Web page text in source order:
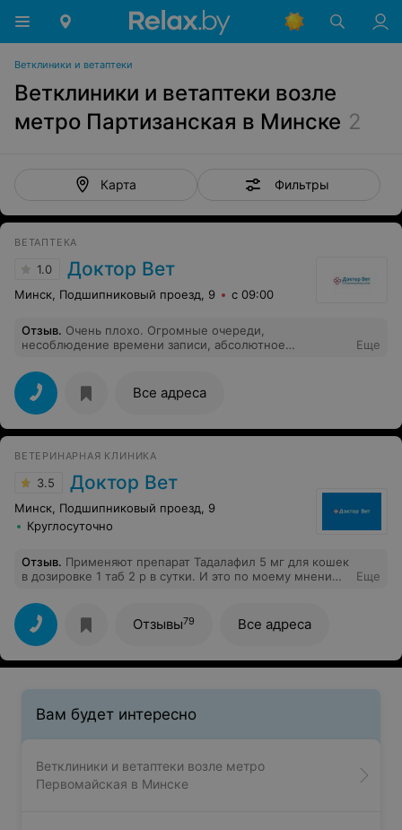
Ветклиники и ветаптеки
Ветклиники и ветаптеки возле
метро Партизанская в Минске 2
Карта Фильтры
ВЕТАПТЕКА
1.0 Доктор Вет
Минск, Подшипниковый проезд, 9 с 09:00
Отзыв. Очень плохо. Огромные очереди,
несоблюдение времени записи, абсолютное
обернулся в полуторачасовое ожидание. Никто об
этом, естественно, не предупреждал. Итог: время
потрачено, животное в стрессе, услуга не оказано.
Даже никто не принес извинения
Еще
Все адреса
ВЕТЕРИНАРНАЯ КЛИНИКА
3.5 Доктор Вет
Минск, Подшипниковый проезд, 9
Круглосуточно
Отзыв. Применяют препарат Тадалафил 5 мг для кошек
в дозировке 1 таб 2 р в сутки. И это по моему мнению
что не проверили сами их назначения. Не нужно было
доверять. Мы бы такой препарат ещё и такой
дозировке отказались давать. Кардиолог А. В. За
границей этот препарат кошкам не дают. Только
собакам.
Еще
Отзывы79 Все адреса
Вам будет интересно
Ветклиники и ветаптеки возле метро
Первомайская в Минске